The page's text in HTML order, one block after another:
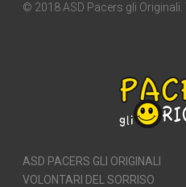
© 2018 ASD Pacers gli Originali.
ASD PACERS GLI ORIGINALI
VOLONTARI DEL SORRISO